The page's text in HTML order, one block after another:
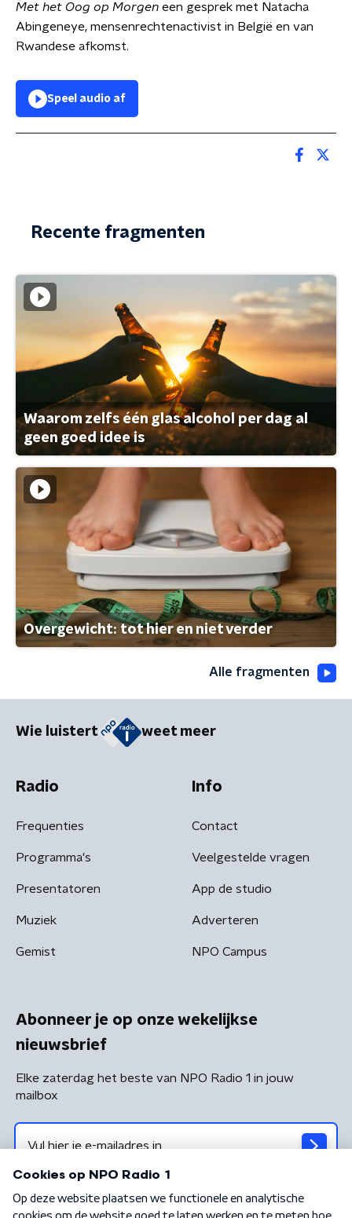
Met het Oog op Morgen een gesprek met Natacha
Abingeneye, mensenrechtenactivist in België en van
Rwandese afkomst.
Speel audio af
Recente fragmenten
Waarom zelfs één glas alcohol per dag al
geen goed idee is
Overgewicht: tot hier en niet verder
Alle fragmenten
Wie luistert weet meer
Radio
Frequenties
Programma's
Presentatoren
Muziek
Gemist
Info
Contact
Veelgestelde vragen
App de studio
Adverteren
NPO Campus
Abonneer je op onze wekelijkse
nieuwsbrief
Elke zaterdag het beste van NPO Radio 1 in jouw
mailbox